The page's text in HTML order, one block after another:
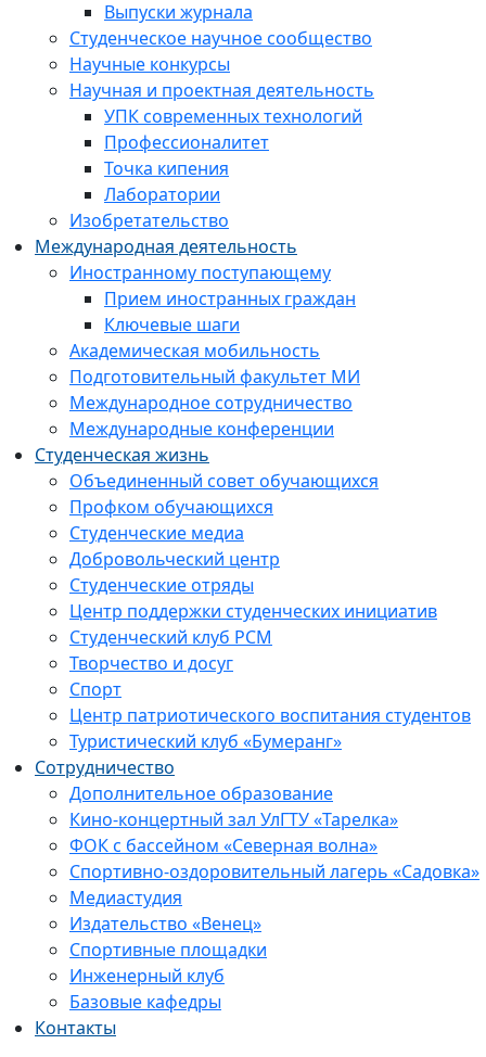
Выпуски журнала
Студенческое научное сообщество
Научные конкурсы
Научная и проектная деятельность
УПК современных технологий
Профессионалитет
Точка кипения
Лаборатории
Изобретательство
Международная деятельность
Иностранному поступающему
Прием иностранных граждан
Ключевые шаги
Академическая мобильность
Подготовительный факультет МИ
Международное сотрудничество
Международные конференции
Студенческая жизнь
Объединенный совет обучающихся
Профком обучающихся
Студенческие медиа
Добровольческий центр
Студенческие отряды
Центр поддержки студенческих инициатив
Студенческий клуб РСМ
Творчество и досуг
Спорт
Центр патриотического воспитания студентов
Туристический клуб «Бумеранг»
Сотрудничество
Дополнительное образование
Кино-концертный зал УлГТУ «Тарелка»
ФОК с бассейном «Северная волна»
Спортивно-оздоровительный лагерь «Садовка»
Медиастудия
Издательство «Венец»
Спортивные площадки
Инженерный клуб
Базовые кафедры
Контакты